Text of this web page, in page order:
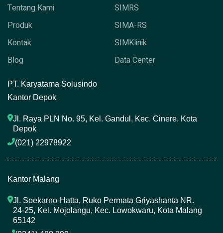
Tentang Kami
Produk
Kontak
Blog
SIMRS
SIMA-RS
SIMKlinik
Data Center
PT. Karyatama Solusindo
Kantor Depok
Jl. Raya PLN No. 95, Kel. Gandul, Kec. Cinere, Kota
Depok
(021) 22978922
Kantor Malang
Jl. Soekarno-Hatta, Ruko Permata Griyashanta NR.
24-25, Kel. Mojolangu, Kec. Lowokwaru, Kota Malang
65142